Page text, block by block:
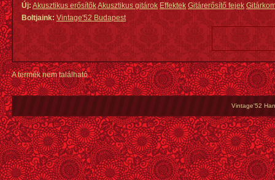
Új:Akusztikus erősítőkAkusztikus gitárok Effektek Gitárerősítő fejek
Boltjaink: Vintage'52 Budapest
A termék nem található
Vintage'52